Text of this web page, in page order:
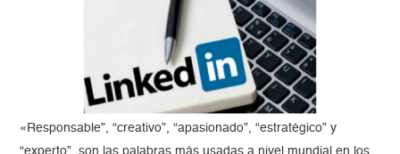
«Responsable”, “creativo”, “apasionado”, “estratégico” y
“experto”, son las palabras más usadas a nivel mundial en los